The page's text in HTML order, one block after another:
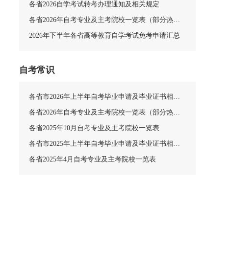
各省2026自学考试转考办理通知及相关规定
各省2026年自考专业及主考院校一览表（部分热门专业）
2026年下半年各省高等教育自学考试免考申请汇总
自考常识
各省市2026年上半年自考毕业申请及毕业证书相关安排汇总
各省2026年自考专业及主考院校一览表（部分热门专业）
各省2025年10月自考专业及主考院校一览表
各省市2025年上半年自考毕业申请及毕业证书相关安排汇总
各省2025年4月自考专业及主考院校一览表